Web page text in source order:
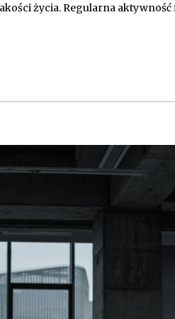
życia. Regularna